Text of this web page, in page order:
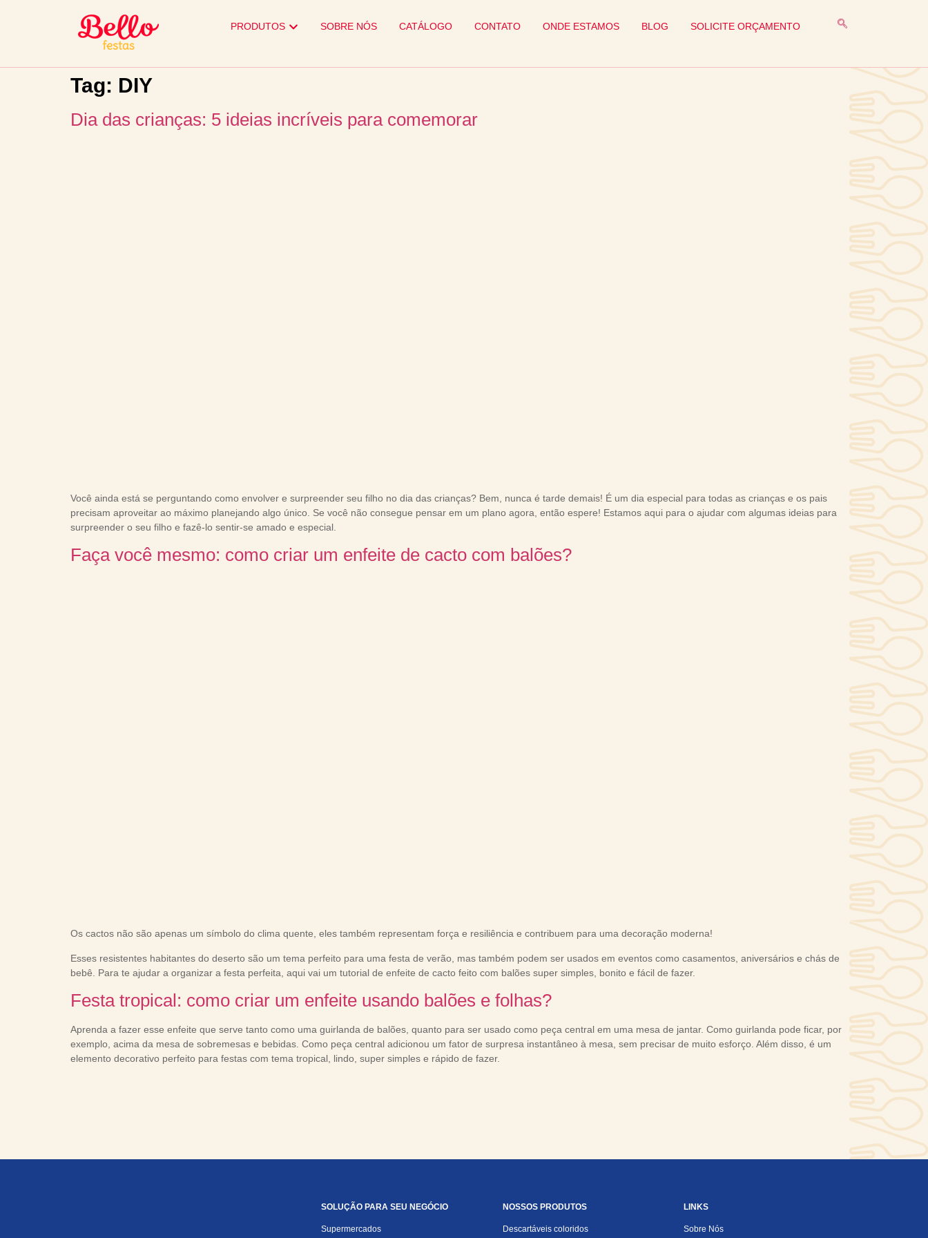
PRODUTOS SOBRE NÓS CATÁLOGO CONTATO ONDE ESTAMOS BLOG SOLICITE ORÇAMENTO
Tag: DIY
Dia das crianças: 5 ideias incríveis para comemorar
Você ainda está se perguntando como envolver e surpreender seu filho no dia das crianças? Bem, nunca é tarde demais! É um dia especial para todas as crianças e os pais
precisam aproveitar ao máximo planejando algo único. Se você não consegue pensar em um plano agora, então espere! Estamos aqui para o ajudar com algumas ideias para
surpreender o seu filho e fazê-lo sentir-se amado e especial.
Faça você mesmo: como criar um enfeite de cacto com balões?
Os cactos não são apenas um símbolo do clima quente, eles também representam força e resiliência e contribuem para uma decoração moderna!
Esses resistentes habitantes do deserto são um tema perfeito para uma festa de verão, mas também podem ser usados em eventos como casamentos, aniversários e chás de
bebê. Para te ajudar a organizar a festa perfeita, aqui vai um tutorial de enfeite de cacto feito com balões super simples, bonito e fácil de fazer.
Festa tropical: como criar um enfeite usando balões e folhas?
Aprenda a fazer esse enfeite que serve tanto como uma guirlanda de balões, quanto para ser usado como peça central em uma mesa de jantar. Como guirlanda pode ficar, por
exemplo, acima da mesa de sobremesas e bebidas. Como peça central adicionou um fator de surpresa instantâneo à mesa, sem precisar de muito esforço. Além disso, é um
elemento decorativo perfeito para festas com tema tropical, lindo, super simples e rápido de fazer.
SOLUÇÃO PARA SEU NEGÓCIO
Supermercados
NOSSOS PRODUTOS
Descartáveis coloridos
LINKS
Sobre Nós